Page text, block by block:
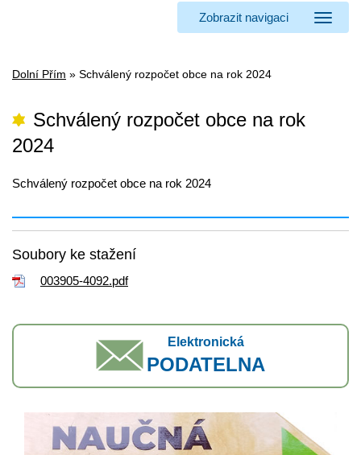
Zobrazit navigaci
Dolní Přím » Schválený rozpočet obce na rok 2024
Schválený rozpočet obce na rok
2024
Schválený rozpočet obce na rok 2024
Soubory ke stažení
003905-4092.pdf
Elektronická
PODATELNA